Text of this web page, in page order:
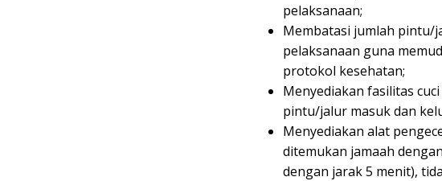
pelaksanaan;
Membatasi jumlah pintu/
pelaksanaan guna
protokol kesehatan;
Menyediakan fasilitas
pintu/jalur masuk dan
Menyediakan alat
ditemukan jamaah
dengan jarak 5 menit),